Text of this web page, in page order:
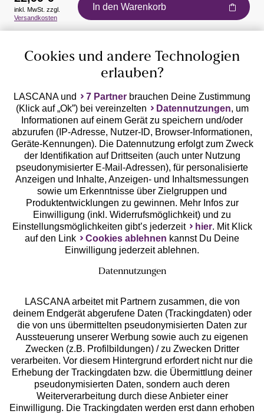
Auszeichnungen
Geprüfte Sicherheit
Unsere Apps
Services
Beratung
Über uns
inkl. MwSt. zzgl.
Versandkosten
In den Warenkorb
Cookies und andere Technologien
erlauben?
LASCANA und 7 Partner brauchen Deine Zustimmung
(Klick auf „Ok”) bei vereinzelten
Datennutzungen, um
Informationen auf einem Gerät zu speichern und/oder
abzurufen (IP-Adresse, Nutzer-ID, Browser-Informationen,
Geräte-Kennungen). Die Datennutzung erfolgt zum Zweck
der Identifikation auf Drittseiten (auch unter Nutzung
pseudonymisierter E-Mail-Adressen), für personalisierte
Anzeigen und Inhalte, Anzeigen- und Inhaltsmessungen
sowie um Erkenntnisse über Zielgruppen und
Produktentwicklungen zu gewinnen. Mehr Infos zur
Einwilligung (inkl. Widerrufsmöglichkeit) und zu
Einstellungsmöglichkeiten gibt’s jederzeit
hier. Mit Klick
auf den Link
Cookies ablehnen kannst Du Deine
Einwilligung jederzeit ablehnen.
Datennutzungen
LASCANA arbeitet mit Partnern zusammen, die von
deinem Endgerät abgerufene Daten (Trackingdaten) oder
die von uns übermittelten pseudonymisierten Daten zur
Aussteuerung unserer Werbung sowie auch zu eigenen
Zwecken (z.B. Profilbildungen) / zu Zwecken Dritter
verarbeiten. Vor diesem Hintergrund erfordert nicht nur die
Erhebung der Trackingdaten bzw. die Übermittlung deiner
pseudonymisierten Daten, sondern auch deren
Weiterverarbeitung durch diese Anbieter einer
Einwilligung. Die Trackingdaten werden erst dann erhoben